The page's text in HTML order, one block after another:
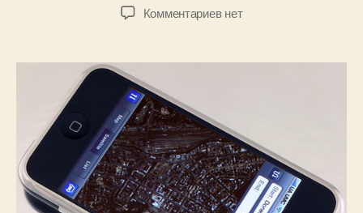
Комментариевк
iPhone
без
контракта.
нет